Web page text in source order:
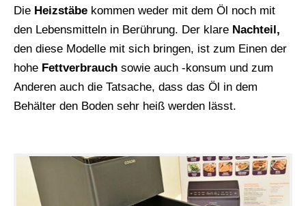
Die Heizstäbe kommen weder mit dem Öl noch mit
den Lebensmitteln in Berührung. Der klare Nachteil,
den diese Modelle mit sich bringen, ist zum Einen der
hohe Fettverbrauch sowie auch -konsum und zum
Anderen auch die Tatsache, dass das Öl in dem
Behälter den Boden sehr heiß werden lässt.